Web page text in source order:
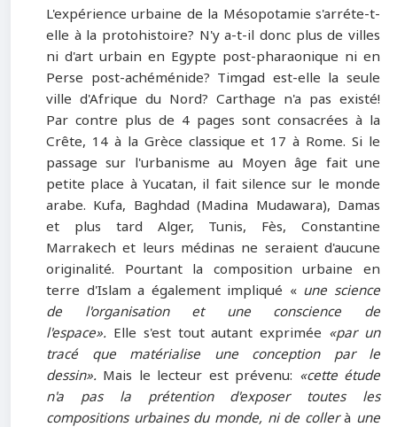
L'expérience urbaine de la Mésopotamie s'arréte-t-
elle à la protohistoire? N'y a-t-il donc plus de villes
ni d'art urbain en Egypte post-pharaonique ni en
Perse post-achéménide? Timgad est-elle la seule
ville d'Afrique du Nord? Carthage n'a pas existé!
Par contre plus de 4 pages sont consacrées à la
Crête, 14 à la Grèce classique et 17 à Rome. Si le
passage sur l'urbanisme au Moyen âge fait une
petite place à Yucatan, il fait silence sur le monde
arabe. Kufa, Baghdad (Madina Mudawara), Damas
et plus tard Alger, Tunis, Fès, Constantine
Marrakech et leurs médinas ne seraient d'aucune
originalité. Pourtant la composition urbaine en
terre d'Islam a également impliqué « une science
de l'organisation et une conscience de
l'espace». Elle s'est tout autant exprimée «par un
tracé que matérialise une conception par le
dessin». Mais le lecteur est prévenu: «cette étude
n'a pas la prétention d'exposer toutes les
compositions urbaines du monde, ni de collerà une